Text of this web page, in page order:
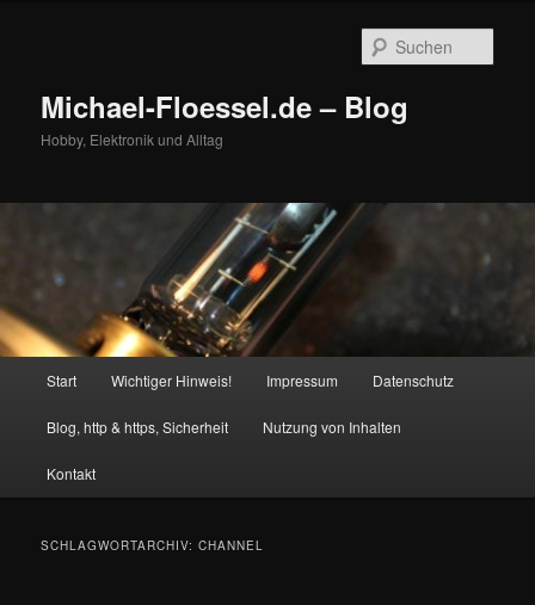
Michael-Floessel.de – Blog
Hobby, Elektronik und Alltag
Start Wichtiger Hinweis! Impressum Datenschutz
Blog, http & https, Sicherheit Nutzung von Inhalten
Kontakt
SCHLAGWORTARCHIV:CHANNEL